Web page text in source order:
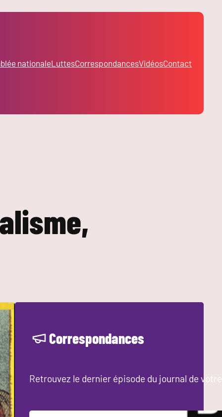
nationaleLuttesCorrespondancesVidéosContact
Correspondances
Retrouvez le dernier épisode du journal de